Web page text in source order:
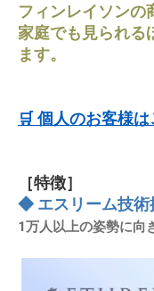
フィンレイソンの
家庭でも見られる
ます。
🛒 個人のお客様
［特徴］
◆ エスリーム技
1万人以上の姿勢に向